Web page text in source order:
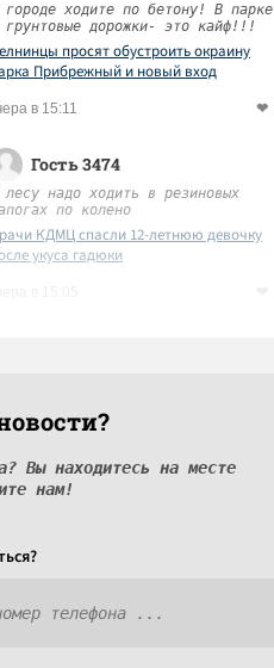
городе ходите по бетону! В парке
дорожки- это кайф!!!
просят обустроить окраину
Прибрежный и новый вход
в 15:11
Гость 3474
лесу надо ходить в резиновых
по колено
КДМЦ спасли 12-летнюю девочку
укуса гадюки
Вы находитесь на месте
нам!